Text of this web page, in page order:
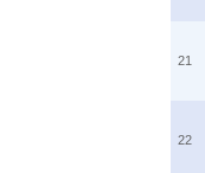
21
22